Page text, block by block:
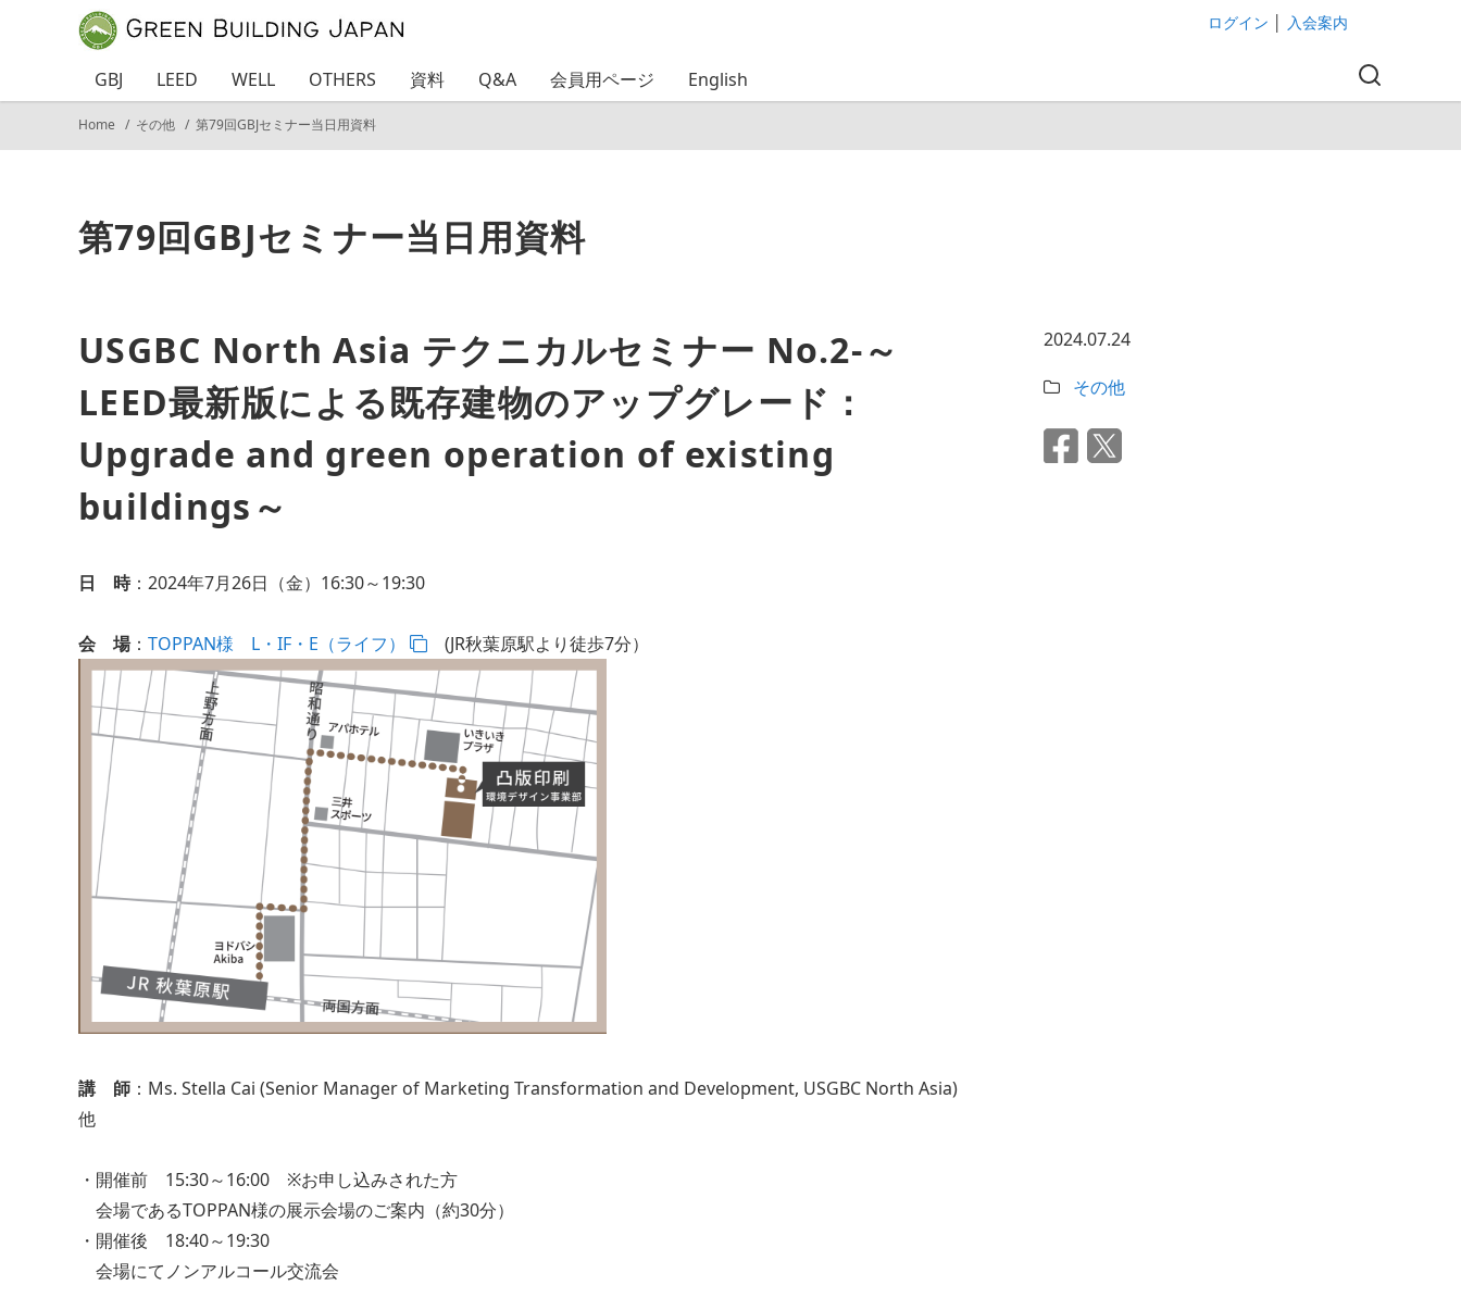
ログイン 入会案内
GBJ LEED WELL OTHERS 資料 Q&A 会員用ページ English
Home その他 第79回GBJセミナー当日用資料
第79回GBJセミナー当日用資料
USGBC North Asia テクニカルセミナー No.2-～
LEED最新版による既存建物のアップグレード：
Upgrade and green operation of existing
buildings～
日 時：2024年7月26日（金）16:30～19:30
会 場： TOPPAN様 L・IF・E（ライフ） (JR秋葉原駅より徒歩7分）
講 師 ：Ms. Stella Cai (Senior Manager of Marketing Transformation and Development, USGBC North Asia)
他
・開催前 15:30～16:00 ※お申し込みされた方
会場であるTOPPAN様の展示会場のご案内（約30分）
・開催後 18:40～19:30
会場にてノンアルコール交流会
2024.07.24
その他